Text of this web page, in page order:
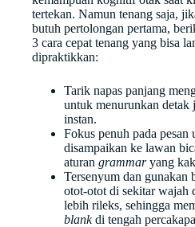
tertekan. Namun tenang saja,
butuh pertolongan pertama,
3 cara cepat tenang yang bisa
dipraktikkan:
Tarik napas panjang
untuk menurunkan detak
instan.
Fokus penuh pada pesan
disampaikan ke lawan
aturan grammaryang
Tersenyum dan gunakan
otot-otot di sekitar wajah
lebih rileks, sehingga
blankdi tengah